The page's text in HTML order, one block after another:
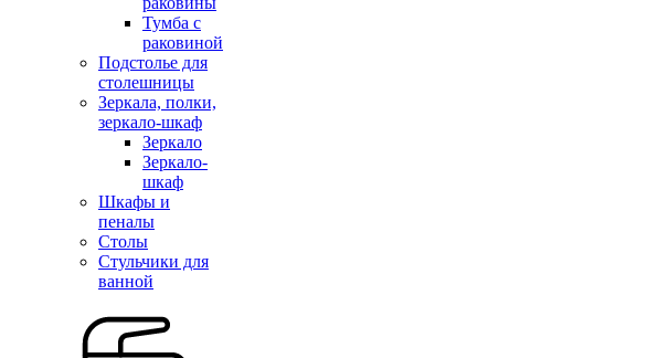
Тумба с
раковиной
Подстолье для
столешницы
Зеркала, полки,
зеркало-шкаф
Зеркало
Зеркало-
шкаф
Шкафы и
пеналы
Столы
Стульчики для
ванной